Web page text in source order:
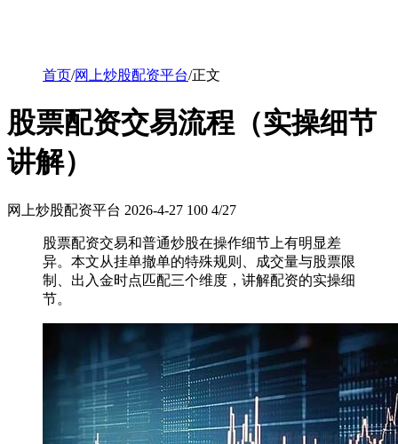
首页/网上炒股配资平台/正文
股票配资交易流程（实操细节
讲解）
网上炒股配资平台 2026-4-27 100 4/27
股票配资交易和普通炒股在操作细节上有明显差
异。本文从挂单撤单的特殊规则、成交量与股票限
制、出入金时点匹配三个维度，讲解配资的实操细
节。